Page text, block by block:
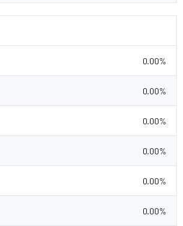
0.00%
0.00%
0.00%
0.00%
0.00%
0.00%